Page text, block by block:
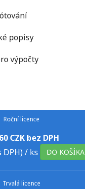
popisy
výpočty
Roční licence
CZK bez DPH
DPH) / ks DO KOŠÍKA
Trvalá licence